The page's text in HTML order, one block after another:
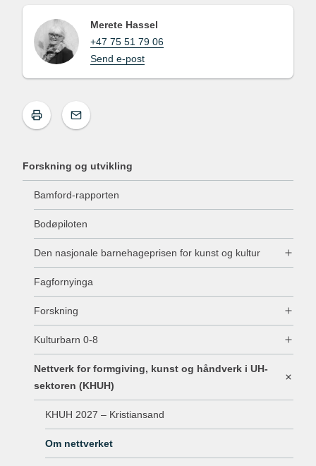
Forskning og utvikling
Bamford-rapporten
Bodøpiloten
Den nasjonale barnehageprisen for kunst og kultur
Fagfornyinga
Forskning
Kulturbarn 0-8
Nettverk for formgiving, kunst og håndverk i UH-
sektoren (KHUH)
KHUH 2027 – Kristiansand
Om nettverket
Merete Hassel
+47 75 51 79 06
Send e-post